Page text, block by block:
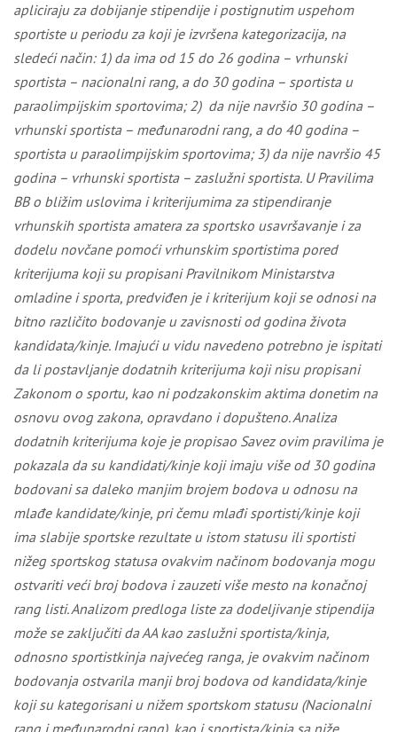
aplicirajuza dobijanje stipendije ipostignutimuspehom
sportiste u periodu za koji je izvršena kategorizacija, na
sledeći način: 1) daima od 15 do 26 godina – vrhunski
sportista – nacionalni rang, a do 30 godina – sportista u
paraolimpijskim sportovima;2) da nije navršio 30 godina –
vrhunski sportista – međunarodni rang, a do 40 godina –
sportista u paraolimpijskim sportovima;3)da nije navršio 45
godina – vrhunski sportista – zaslužni sportista. U Pravilima
BB o bližim uslovima i kriterijumima za stipendiranje
vrhunskih sportista amatera za sportsko usavršavanje i za
dodelu novčane pomoći vrhunskim sportistima pored
kriterijuma koji su propisani Pravilnikom Ministarstva
omladine i sporta, predviđen je i kriterijumkoji se odnosi na
bitno različito bodovanje u zavisnosti od godina života
kandidata/kinje. Imajući u vidu navedeno potrebno je ispitati
da li postavljanje dodatnih kriterijuma koji nisu propisani
Zakonom o sportu, kao ni podzakonskim aktima donetim na
osnovu ovog zakona, opravdano i dopušteno. Analiza
dodatnih kriterijuma koje je propisao Savez ovim pravilima je
pokazala da su kandidati/kinje koji imaju više od 30 godina
bodovani sa daleko manjim brojem bodova u odnosu na
mlađe kandidate/kinje, pri čemu mlađi sportisti/kinje koji
ima slabije sportske rezultate u istom statusu ili sportisti
nižeg sportskog statusa ovakvim načinom bodovanja mogu
ostvariti veći broj bodova i zauzeti više mesto na konačnoj
rang listi. Analizom predloga liste za dodeljivanje stipendija
može se zaključiti da AA kao zaslužni sportista/kinja,
odnosno sportistkinja najvećeg ranga, je ovakvim načinom
bodovanja ostvarila manji broj bodova od kandidata/kinje
koji su kategorisani u nižem sportskom statusu (Nacionalni
rang i međunarodni rang), kao i sportista/kinja sa niže